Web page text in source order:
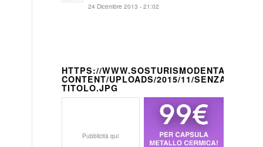
24 Dicembre 2013 - 21:02
HTTPS://WWW.SOSTURISMODENTALE.IT/
CONTENT/UPLOADS/2015/11/SENZA-
TITOLO.JPG
Pubblicità qui